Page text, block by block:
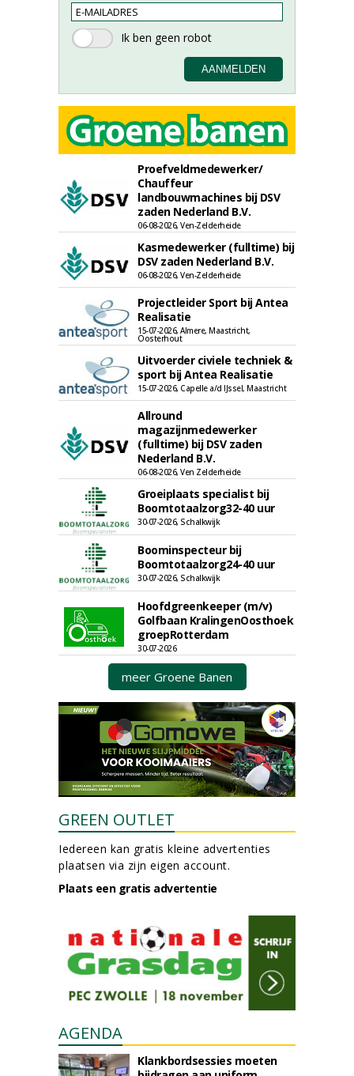
Proefveldmedewerker/
Chauffeur
landbouwmachines bij DSV
zaden Nederland B.V.
06-08-2026, Ven-Zelderheide
Kasmedewerker (fulltime) bij
DSV zaden Nederland B.V.
06-08-2026, Ven-Zelderheide
Projectleider Sport bij Antea
Realisatie
15-07-2026, Almere, Maastricht,
Oosterhout
Uitvoerder civiele techniek &
sport bij Antea Realisatie
15-07-2026, Capelle a/d IJssel, Maastricht
Allround
magazijnmedewerker
(fulltime) bij DSV zaden
Nederland B.V.
06-08-2026, Ven Zelderheide
Groeiplaats specialist bij
Boomtotaalzorg32-40 uur
30-07-2026, Schalkwijk
Boominspecteur bij
Boomtotaalzorg24-40 uur
30-07-2026, Schalkwijk
Hoofdgreenkeeper (m/v)
Golfbaan KralingenOosthoek
groepRotterdam
30-07-2026
meer Groene Banen
GREEN OUTLET
Iedereen kan gratis kleine advertenties
plaatsen via zijn eigen account.
Plaats een gratis advertentie
AGENDA
Klankbordsessies moeten